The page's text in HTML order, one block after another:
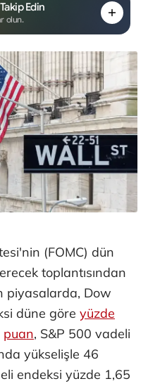
Edin
olun.
(FOMC) dün
toplantısından
piyasalarda, Dow
düne göre yüzde
puan, S&P 500 vadeli
yükselişle 46
endeksi yüzde 1,65